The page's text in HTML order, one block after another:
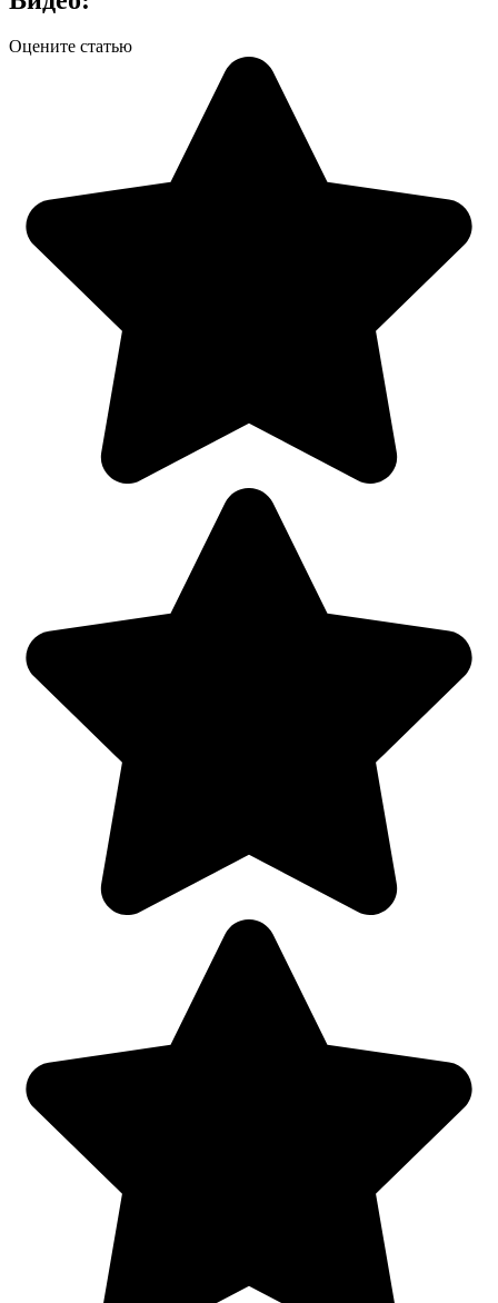
Оцените статью